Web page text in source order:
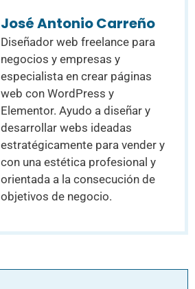
José Antonio Carreño
Diseñador web freelance para
negocios y empresas y
especialista en crear páginas
web con WordPress y
Elementor. Ayudo a diseñar y
desarrollar webs ideadas
estratégicamente para vender y
con una estética profesional y
orientada a la consecución de
objetivos de negocio.